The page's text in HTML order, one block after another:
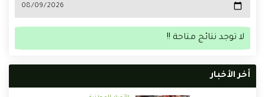
لا توجد نتائج متاحة !!
أخر الأخبار